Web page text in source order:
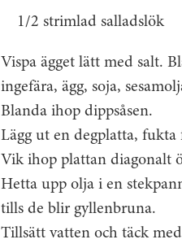
1/2 strimlad salladslök
Vispa ägget lätt med salt.
ingefära, ägg, soja,
Blanda ihop dippsåsen.
Lägg ut en degplatta,
Vik ihop plattan diagonalt
Hetta upp olja i en
tills de blir gyllenbruna.
Tillsätt vatten och täck